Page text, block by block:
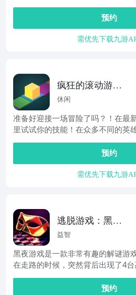
预约
需优先下载九游
疯狂的滚动游戏:
广场游戏
休闲
准备好迎接一场冒险了吗？！在最
里试试你的技能！在众多不同的英
预约
需优先下载九游
逃脱游戏：黑夜
游戏
益智
黑夜游戏是一款非常有趣的解谜游
在走路的时候，突然背后出现了4
预约